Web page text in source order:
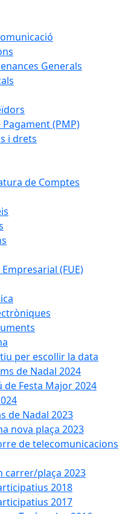
Generals
(PMP)
i drets
de Comptes
(FUE)
per escollir la data
de Nadal 2024
de Festa Major 2024
de Nadal 2023
nova plaça 2023
de telecomunicacions
carrer/plaça 2023
2018
2017